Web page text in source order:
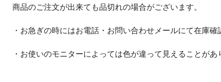
商品のご注文が出来ても品切れの場合がございます。
・お急ぎの時にはお電話・お問い合わせメールにて在庫
・お使いのモニターによっては色が違って見えることがあ